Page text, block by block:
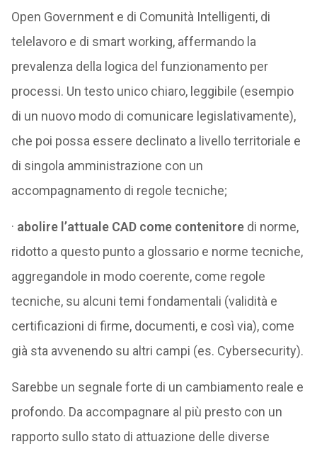
Open Government e di Comunità Intelligenti, di
telelavoro e di smart working, affermando la
prevalenza della logica del funzionamento per
processi. Un testo unico chiaro, leggibile (esempio
di un nuovo modo di comunicare legislativamente),
che poi possa essere declinato a livello territoriale e
di singola amministrazione con un
accompagnamento di regole tecniche;
· abolire l’attuale CAD come contenitoredi norme,
ridotto a questo punto a glossario e norme tecniche,
aggregandole in modo coerente, come regole
tecniche, su alcuni temi fondamentali (validità e
certificazioni di firme, documenti, e così via), come
già sta avvenendo su altri campi (es. Cybersecurity).
Sarebbe un segnale forte di un cambiamento reale e
profondo. Da accompagnare al più presto con un
rapporto sullo stato di attuazione delle diverse